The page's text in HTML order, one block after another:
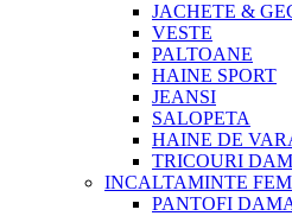
JACHETE &
VESTE
PALTOANE
HAINE SPORT
JEANSI
SALOPETA
HAINE DE
TRICOURI
INCALTAMINTE
PANTOFI